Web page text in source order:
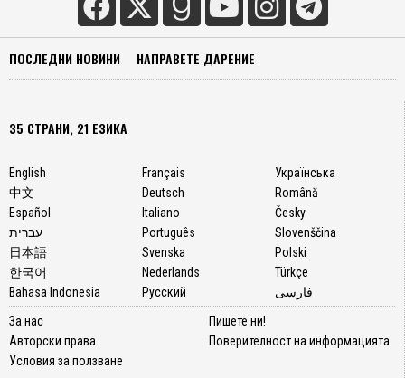
ПОСЛЕДНИ НОВИНИ НАПРАВЕТЕ ДАРЕНИЕ
35 СТРАНИ, 21 ЕЗИКА
English
中文
Español
עברית
日本語
한국어
Bahasa Indonesia
Français
Deutsch
Italiano
Português
Svenska
Nederlands
Русский
Українська
Română
Česky
Slovenščina
Polski
Türkçe
فارسی
За нас
Авторски права
Условия за ползване
Пишете ни!
Поверителност на информацията